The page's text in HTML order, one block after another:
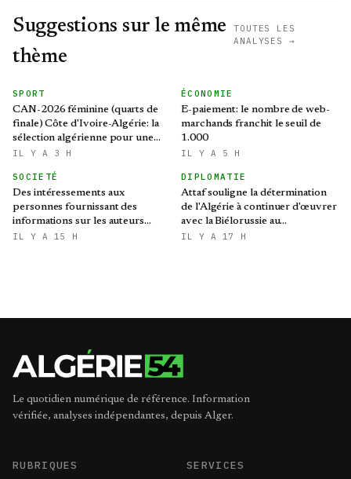
Suggestions sur le même
thème
TOUTES LES
ANALYSES →
SPORT
CAN-2026 féminine (quarts de
finale) Côte d'Ivoire-Algérie: la
sélection algérienne pour une
qualification historique au
IL Y A 3 H
ÉCONOMIE
E-paiement: le nombre de web-
marchands franchit le seuil de
1.000
IL Y A 5 H
SOCIETÉ
Des intéressements aux
personnes fournissant des
informations sur les auteurs
d’infractions liées aux stupéfiants
IL Y A 15 H
DIPLOMATIE
Attaf souligne la détermination
de l'Algérie à continuer d'œuvrer
avec la Biélorussie au
renforcement des relations
IL Y A 17 H
Le quotidien numérique de référence. Information
vérifiée, analyses indépendantes, depuis Alger.
RUBRIQUES SERVICES